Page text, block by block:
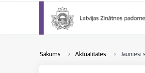
Sākums Aktualitātes Jaunieši